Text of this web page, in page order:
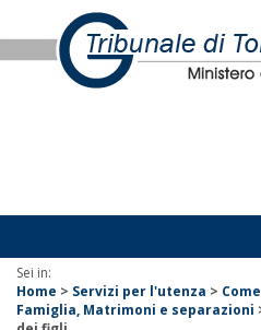
Sei in:
Home > Servizi per l'utenza >
Famiglia, Matrimoni e separazioni